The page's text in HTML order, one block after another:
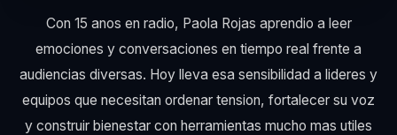
Con 15 anos en radio, Paola Rojas aprendio a leer
emociones y conversaciones en tiempo real frente a
audiencias diversas. Hoy lleva esa sensibilidad a lideres y
equipos que necesitan ordenar tension, fortalecer su voz
y construir bienestar con herramientas mucho mas utiles